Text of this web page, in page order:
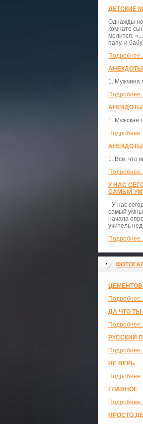
ДЕТСКИЕ
Однажды
комнате
молится:
папу, и
АНЕКДОТЫ
1. Мужчина
АНЕКДОТЫ
1. Мужская
АНЕКДОТЫ
1. Все, что
У НАС
САМЫЙ
- У нас
самый
начала
учитель
ДА ЧТО
РУССКИЙ
НЕ ВЕРЬ
ГЛАВНОЕ
ПРОСТО